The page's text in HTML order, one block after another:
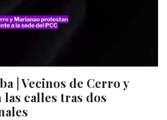
| Vecinos de Cerro y
calles tras dos